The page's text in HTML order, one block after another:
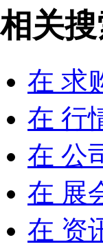
相关
在 求
在 行
在 公
在 展
在 资